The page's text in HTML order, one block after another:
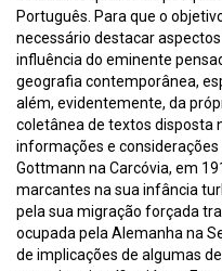
Português. Para que o
necessário destacar
influência do eminente
geografia contemporânea,
além, evidentemente, da
coletânea de textos disposta
informações e
Gottmann na Carcóvia, em
marcantes na sua infância
pela sua migração forçada
ocupada pela Alemanha na
de implicações de algumas